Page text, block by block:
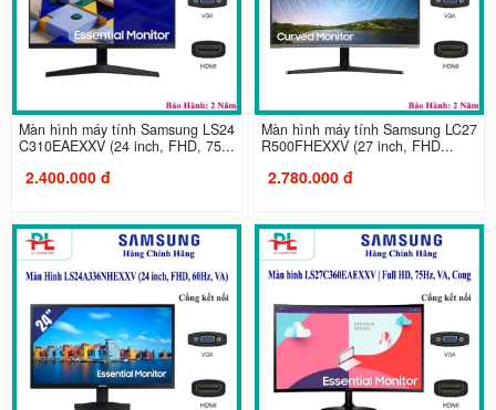
Màn hình máy tính Samsung LS24
C310EAEXXV (24 inch, FHD, 75...
2.400.000 đ
Màn hình máy tính Samsung LC27
R500FHEXXV (27 inch, FHD...
2.780.000 đ